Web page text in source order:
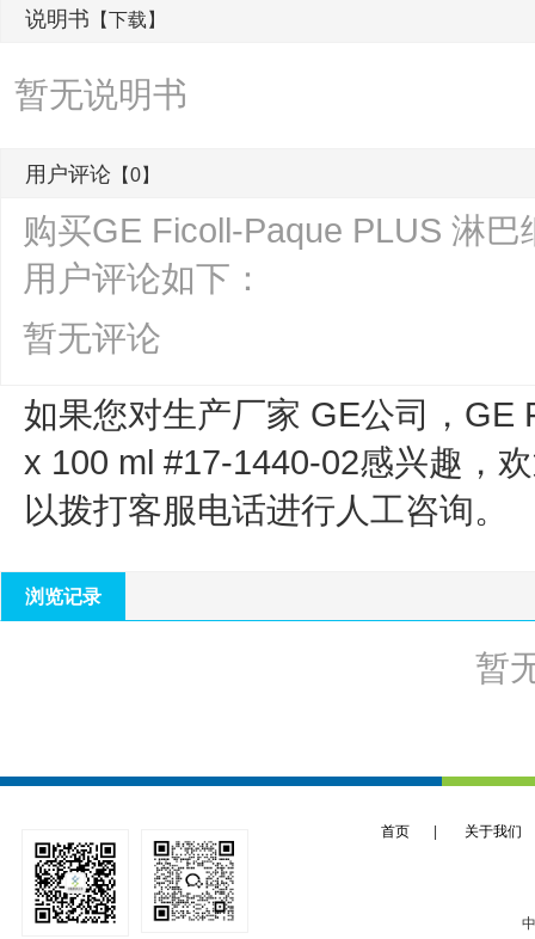
说明书 【下载】
暂无说明书
用户评论 【0】
购买GE Ficoll-Paque PLUS 淋
用户评论如下：
暂无评论
如果您对生产厂家 GE公司， GE
x 100 ml #17-1440-02感兴趣，
以拨打客服电话进行人工咨询。
浏览记录
暂
首页 关于我们